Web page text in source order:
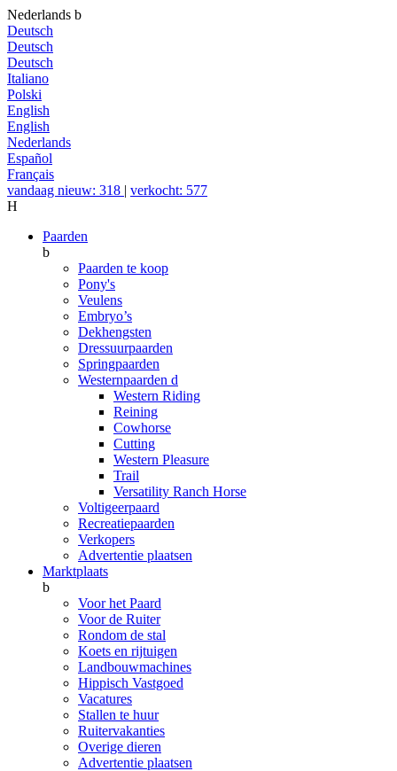
Nederlands b
Deutsch
Deutsch
Deutsch
Italiano
Polski
English
English
Nederlands
Español
Français
vandaag nieuw: 318 | verkocht: 577
H
Paarden
b
Paarden te koop
Pony's
Veulens
Embryo’s
Dekhengsten
Dressuurpaarden
Springpaarden
Westernpaarden d
Western Riding
Reining
Cowhorse
Cutting
Western Pleasure
Trail
Versatility Ranch Horse
Voltigeerpaard
Recreatiepaarden
Verkopers
Advertentie plaatsen
Marktplaats
b
Voor het Paard
Voor de Ruiter
Rondom de stal
Koets en rijtuigen
Landbouwmachines
Hippisch Vastgoed
Vacatures
Stallen te huur
Ruitervakanties
Overige dieren
Advertentie plaatsen